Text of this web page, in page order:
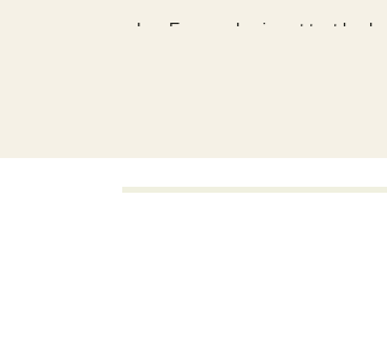
Les Espagnols aiment tant la